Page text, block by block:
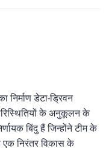
डेटा-ड्रिवन
के अनुकूलन के
बिंदु हैं जिन्होंने टीम के
एक निरंतर विकास के